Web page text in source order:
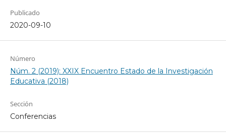
Publicado
2020-09-10
Número
Núm. 2 (2019): XXIX Encuentro Estado de la Investigación
Educativa (2018)
Sección
Conferencias